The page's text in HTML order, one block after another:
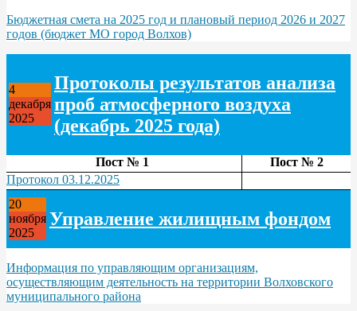
Бюджетная смета на 2025 год и плановый период 2026 и 2027
годов (бюджет МО город Волхов)
4
декабря
2025
Протоколы результатов анализа
проб атмосферного воздуха
(декабрь 2025 года)
Пост № 1
Пост № 2
Протокол 03.12.2025
20
ноября
2025
Управление жилищным фондом
Информация по управляющим организациям,
осуществляющим деятельность на территории Волховского
муниципального района